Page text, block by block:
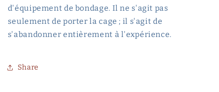
d'équipement de bondage. Il ne s'agit pas
seulement de porter la cage ; il s'agit de
s'abandonner entièrement à l'expérience.
Share